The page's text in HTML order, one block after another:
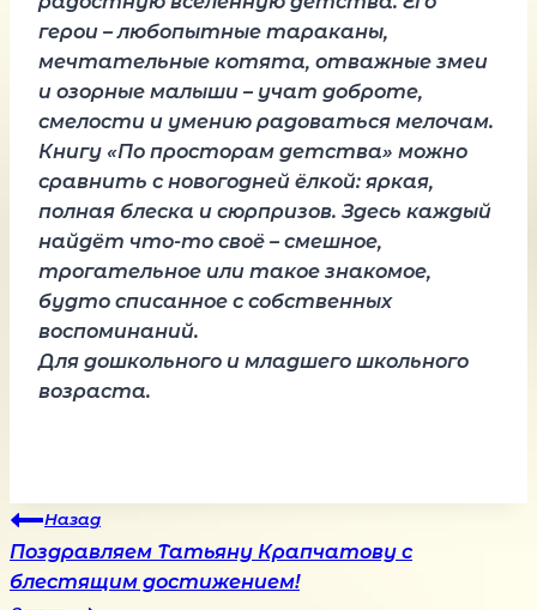
герои – любопытные тараканы,
мечтательные котята, отважные змеи
и озорные малыши – учат доброте,
смелости и умению радоваться мелочам.
Книгу «По просторам детства» можно
сравнить с новогодней ёлкой: яркая,
полная блеска и сюрпризов. Здесь каждый
найдёт что-то своё – смешное,
трогательное или такое знакомое,
будто списанное с собственных
воспоминаний.
Для дошкольного и младшего школьного
возраста.
Навигация
по
Назад
Поздравляем Татьяну Крапчатову с
блестящим достижением!